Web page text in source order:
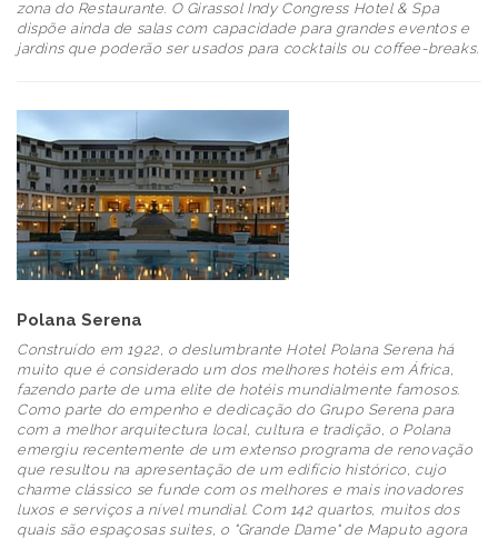
zona do Restaurante. O Girassol Indy Congress Hotel & Spa
dispõe ainda de salas com capacidade para grandes eventos e
jardins que poderão ser usados para cocktails ou coffee-breaks.
Polana Serena
Construído em 1922, o deslumbrante Hotel Polana Serena há
muito que é considerado um dos melhores hotéis em África,
fazendo parte de uma elite de hotéis mundialmente famosos.
Como parte do empenho e dedicação do Grupo Serena para
com a melhor arquitectura local, cultura e tradição, o Polana
emergiu recentemente de um extenso programa de renovação
que resultou na apresentação de um edifício histórico, cujo
charme clássico se funde com os melhores e mais inovadores
luxos e serviços a nível mundial. Com 142 quartos, muitos dos
quais são espaçosas suites, o "Grande Dame" de Maputo agora